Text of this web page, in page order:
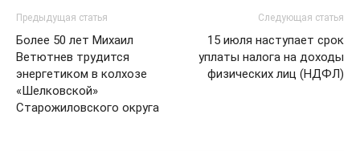
Предыдущая статья
Более 50 лет Михаил
Ветютнев трудится
энергетиком в колхозе
«Шелковской»
Старожиловского округа
Следующая статья
15 июля наступает срок
уплаты налога на доходы
физических лиц (НДФЛ)